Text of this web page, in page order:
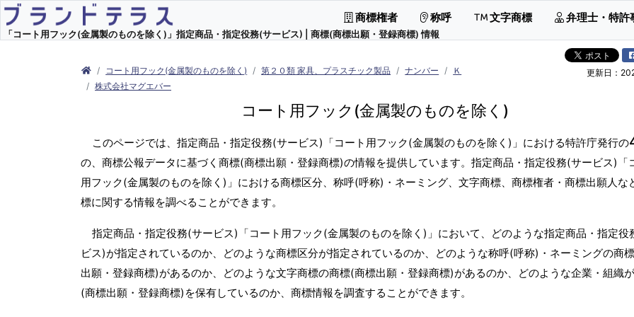
「コート用フック(金属製のものを除く)」指定商品・指定役務(サービス) | 商標(商標出願・登録商標) 情報
商標権者 称呼 文字商標 弁理士・特許
コート用フック(金属製のものを除く) 第２０類 家具、プラスチック製品 ナンバー
Ｋ
株式会社マグエバー
更新日：
コート用フック(金属製のものを除く)
このページでは、指定商品・指定役務(サービス)「コート用フック(金属製のものを除く)」における特許庁発行の
の、商標公報データに基づく商標(商標出願・登録商標)の情報を提供しています。指定商品・指定役務(サービス)「
用フック(金属製のものを除く)」における商標区分、称呼(呼称)・ネーミング、文字商標、商標権者・商標出願人な
標に関する情報を調べることができます。
指定商品・指定役務(サービス)「コート用フック(金属製のものを除く)」において、どのような指定商品・指定役
ビス)が指定されているのか、どのような商標区分が指定されているのか、どのような称呼(呼称)・ネーミングの商
出願・登録商標)があるのか、どのような文字商標の商標(商標出願・登録商標)があるのか、どのような企業・組織
(商標出願・登録商標)を保有しているのか、商標情報を調査することができます。